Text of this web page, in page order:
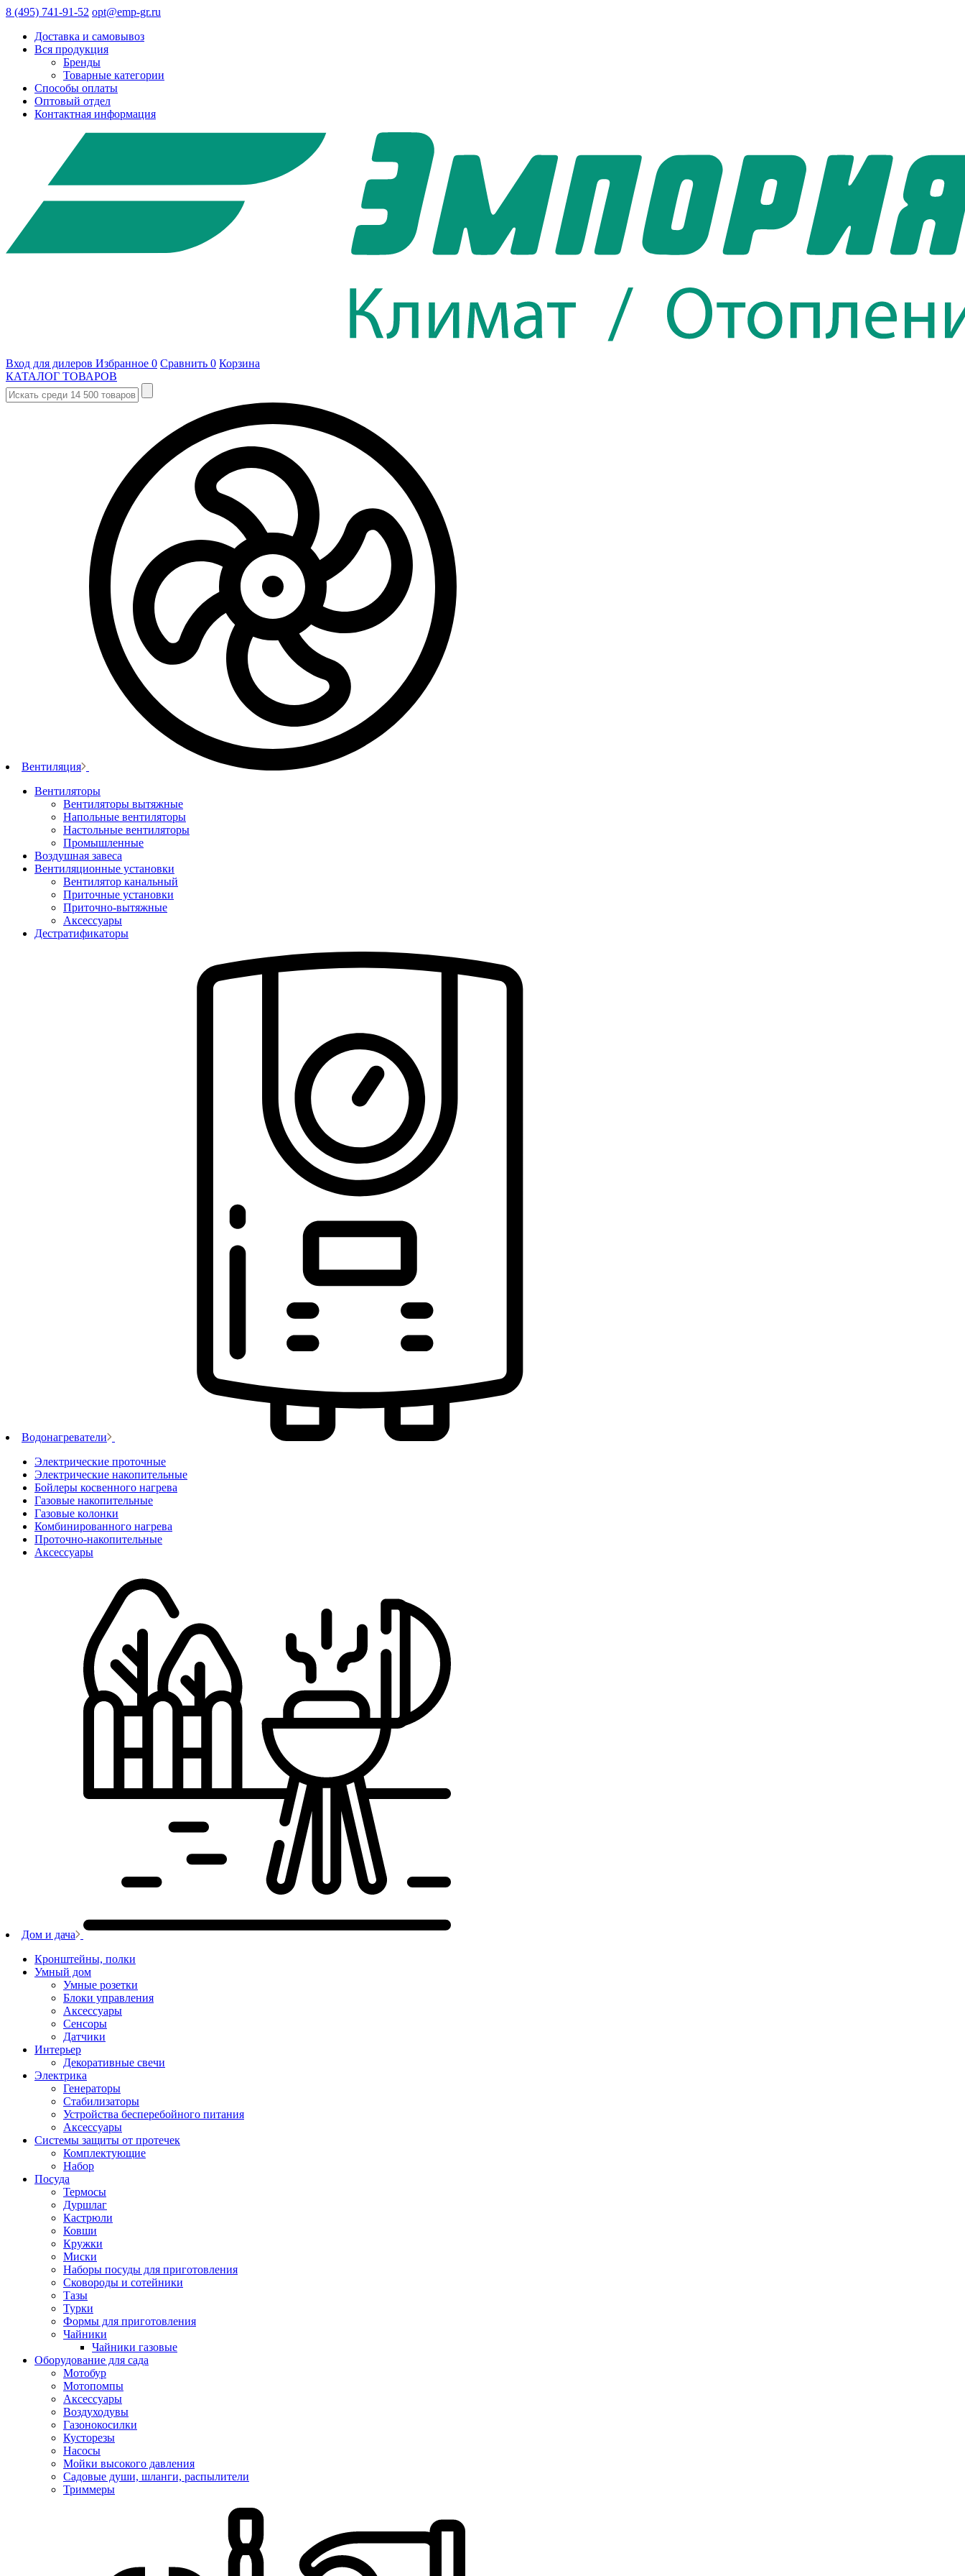
8 (495) 741-91-52 opt@emp-gr.ru
Доставка и самовывоз
Вся продукция
Бренды
Товарные категории
Способы оплаты
Оптовый отдел
Контактная информация
Вход для дилеров Избранное 0 Сравнить 0 Корзина
КАТАЛОГ ТОВАРОВ
Вентиляция
Вентиляторы
Вентиляторы вытяжные
Напольные вентиляторы
Настольные вентиляторы
Промышленные
Воздушная завеса
Вентиляционные установки
Вентилятор канальный
Приточные установки
Приточно-вытяжные
Аксессуары
Дестратификаторы
Водонагреватели
Электрические проточные
Электрические накопительные
Бойлеры косвенного нагрева
Газовые накопительные
Газовые колонки
Комбинированного нагрева
Проточно-накопительные
Аксессуары
Дом и дача
Кронштейны, полки
Умный дом
Умные розетки
Блоки управления
Аксессуары
Сенсоры
Датчики
Интерьер
Декоративные свечи
Электрика
Генераторы
Стабилизаторы
Устройства бесперебойного питания
Аксессуары
Системы защиты от протечек
Комплектующие
Набор
Посуда
Термосы
Дуршлаг
Кастрюли
Ковши
Кружки
Миски
Наборы посуды для приготовления
Сковороды и сотейники
Тазы
Турки
Формы для приготовления
Чайники
Чайники газовые
Оборудование для сада
Мотобур
Мотопомпы
Аксессуары
Воздуходувы
Газонокосилки
Кусторезы
Насосы
Мойки высокого давления
Садовые души, шланги, распылители
Триммеры